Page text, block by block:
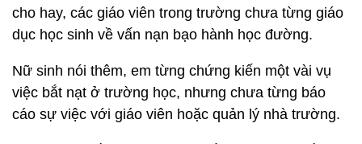
cho hay, các giáo viên trong trường chưa từng giáo
dục học sinh về vấn nạn bạo hành học đường.
Nữ sinh nói thêm, em từng chứng kiến một vài vụ
việc bắt nạt ở trường học, nhưng chưa từng báo
cáo sự việc với giáo viên hoặc quản lý nhà trường.